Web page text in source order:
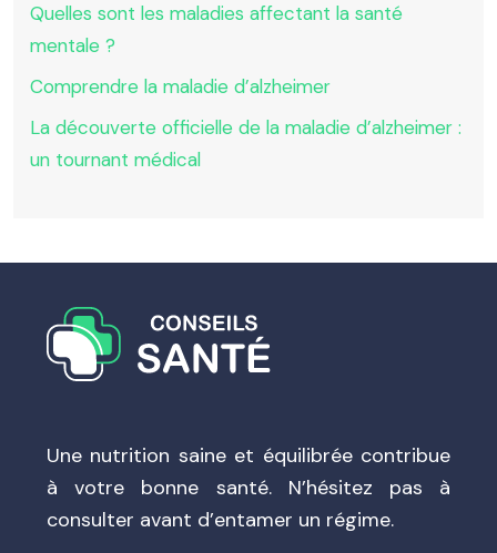
Quelles sont les maladies affectant la santé
mentale ?
Comprendre la maladie d’alzheimer
La découverte officielle de la maladie d’alzheimer :
un tournant médical
Une nutrition saine et équilibrée contribue
à votre bonne santé. N’hésitez pas à
consulter avant d’entamer un régime.